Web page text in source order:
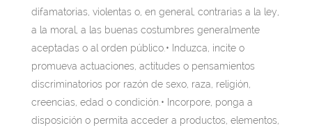
difamatorias, violentas o, en general, contrarias a la ley,
a la moral, a las buenas costumbres generalmente
aceptadas o al orden público.• Induzca, incite o
promueva actuaciones, actitudes o pensamientos
discriminatorios por razón de sexo, raza, religión,
creencias, edad o condición.• Incorpore, ponga a
disposición o permita acceder a productos, elementos,